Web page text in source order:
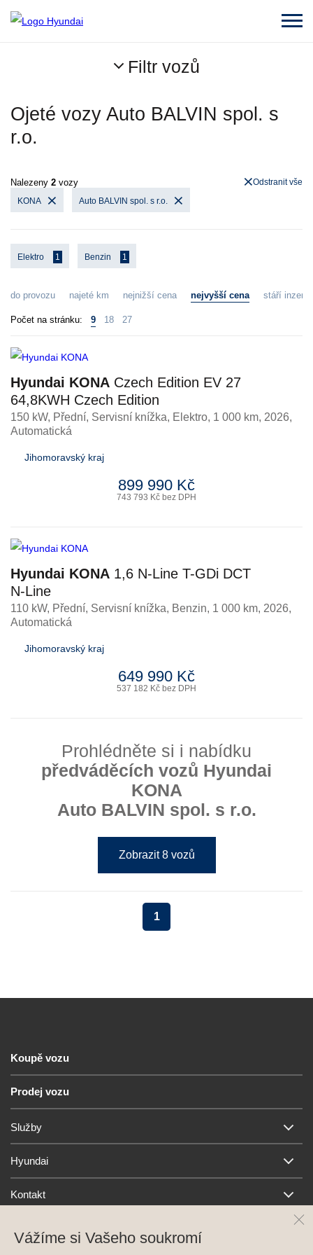
Filtr vozů
Ojeté vozy Auto BALVIN spol. s
r.o.
Nalezeny 2 vozy
KONA Auto BALVIN spol. s r.o.
Odstranit vše
Elektro 1 Benzin 1
do provozu najeté km nejnižší cena nejvyšší cena stáří
Počet na stránku: 9 18 27
Hyundai KONA Czech Edition EV 27
64,8KWH Czech Edition
150 kW, Přední, Servisní knížka, Elektro, 1 000 km, 2026,
Automatická
Jihomoravský kraj
899 990 Kč
743 793 Kč bez DPH
Hyundai KONA 1,6 N-Line T-GDi DCT
N-Line
110 kW, Přední, Servisní knížka, Benzin, 1 000 km, 2026,
Automatická
Jihomoravský kraj
649 990 Kč
537 182 Kč bez DPH
Prohlédněte si i nabídku
předváděcích vozů Hyundai
KONA
Auto BALVIN spol. s r.o.
Zobrazit 8 vozů
1
Koupě vozu
Prodej vozu
Služby
Hyundai
Kontakt
Vážíme si Vašeho soukromí